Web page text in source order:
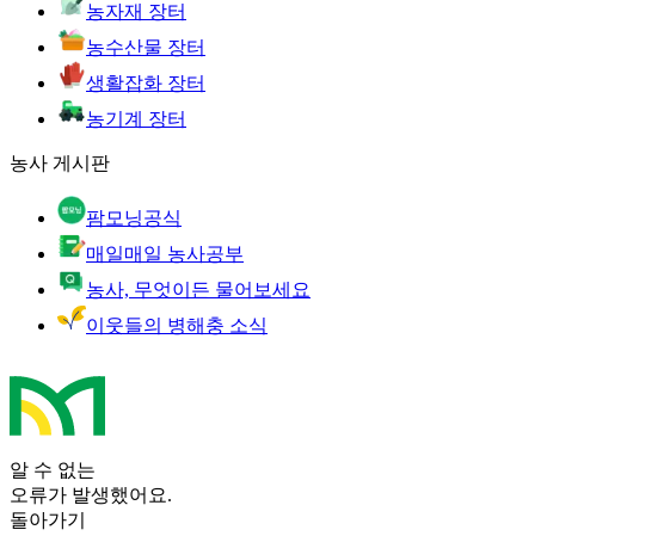
농자재 장터
농수산물 장터
생활잡화 장터
농기계 장터
농사 게시판
팜모닝공식
매일매일 농사공부
농사, 무엇이든 물어보세요
이웃들의 병해충 소식
알 수 없는
오류가 발생했어요.
돌아가기